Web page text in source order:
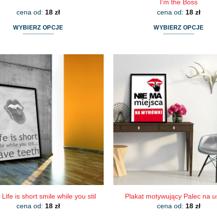
cena od: 18 zł
WYBIERZ OPCJE
wiele
wariantów.
Opcje
można
wybrać
na
stronie
produktu
I’m the Boss
cena od: 18 zł
WYBIERZ OPCJE
wiele
wariantów.
można
wybrać
stronie
produktu
Life is short smile while you stil
cena od: 18 zł
Plakat motywujący Palec na
cena od: 18 zł